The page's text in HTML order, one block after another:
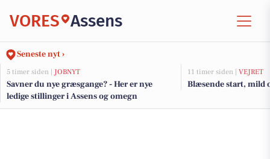
VORES Assens
Seneste nyt ›
5 timer siden | JOBNYT
Savner du nye græsgange? - Her er nye
ledige stillinger i Assens og omegn
11 timer siden | VEJRET
Blæsende start, mild